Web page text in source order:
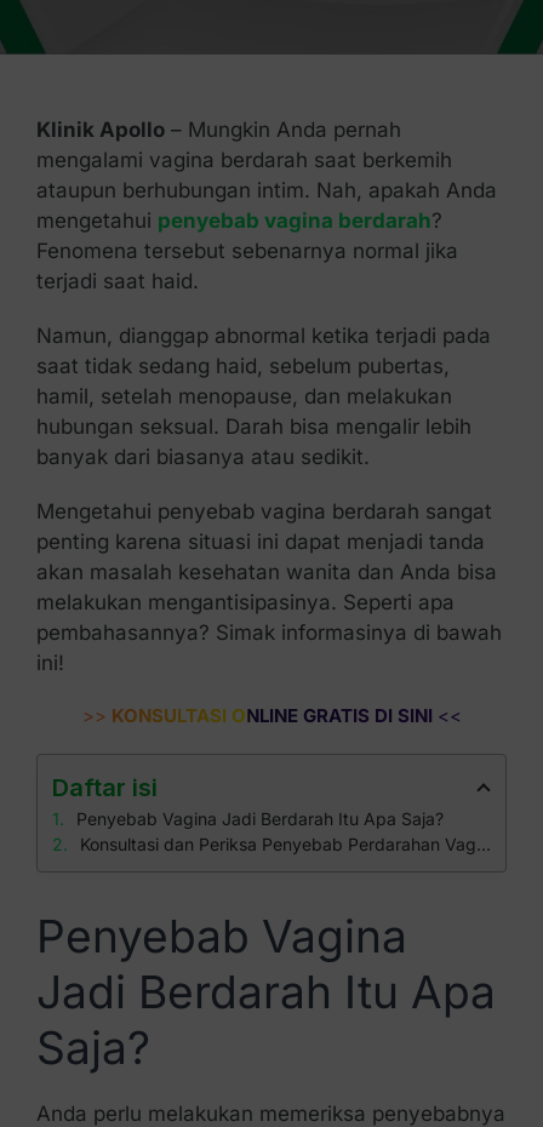
Klinik Apollo– Mungkin Anda pernah
mengalami vagina berdarah saat berkemih
ataupun berhubungan intim. Nah, apakah Anda
mengetahui penyebab vagina berdarah?
Fenomena tersebut sebenarnya normal jika
terjadi saat haid.
Namun, dianggap abnormal ketika terjadi pada
saat tidak sedang haid, sebelum pubertas,
hamil, setelah menopause, dan melakukan
hubungan seksual. Darah bisa mengalir lebih
banyak dari biasanya atau sedikit.
Mengetahui penyebab vagina berdarah sangat
penting karena situasi ini dapat menjadi tanda
akan masalah kesehatan wanita dan Anda bisa
melakukan mengantisipasinya. Seperti apa
pembahasannya? Simak informasinya di bawah
ini!
>> KONSULTASI ONLINE GRATIS DI SINI <<
Daftar isi
Penyebab Vagina Jadi Berdarah Itu Apa Saja?
Konsultasi dan Periksa Penyebab Perdarahan Vagina di Klinik Apollo
Penyebab Vagina
Jadi Berdarah Itu Apa
Saja?
Anda perlu melakukan memeriksa penyebabnya